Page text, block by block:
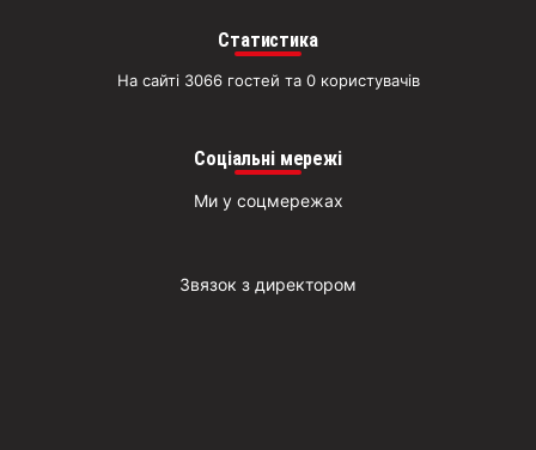
Статистика
На сайті 3066 гостей та 0 користувачів
Соціальні мережі
Ми у соцмережах
Звязок з директором